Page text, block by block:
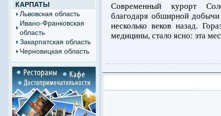
КАРПАТЫ
Львовская область
Ивано-Франковская
область
Закарпатская область
Черновицкая область
Современный курорт
благодаря обширной добычи
несколько веков назад.
медицины, стало ясно: эта